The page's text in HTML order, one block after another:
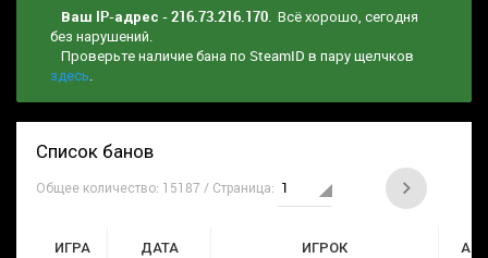
Ваш IP-адрес - 216.73.216.170. Всё хорошо, сегодня
без нарушений.
Проверьте наличие бана по SteamID в пару щелчков
здесь.
Список банов
Общее количество: 15187 / Страница:
ИГРА ДАТА ИГРОК